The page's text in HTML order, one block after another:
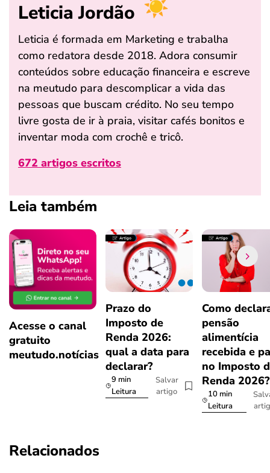
Leticia Jordão
Leticia é formada em Marketing e trabalha
como redatora desde 2018. Adora consumir
conteúdos sobre educação financeira e escreve
na meutudo para descomplicar a vida das
pessoas que buscam crédito. No seu tempo
livre gosta de ir à praia, visitar cafés bonitos e
inventar moda com crochê e tricô.
672 artigos escritos
Leia também
Acesse o canal
gratuito
meutudo.notícias
Prazo do
Imposto de
Renda 2026:
qual a data para
declarar?
9 min
Leitura
Salvar
artigo
Como
pensão
alimentícia
recebida e
no Imposto
Renda
10 min
Leitura
Relacionados